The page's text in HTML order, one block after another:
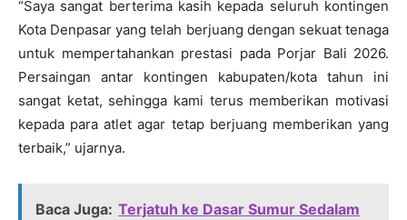
“Saya sangat berterima kasih kepada seluruh kontingen
Kota Denpasar yang telah berjuang dengan sekuat tenaga
untuk mempertahankan prestasi pada Porjar Bali 2026.
Persaingan antar kontingen kabupaten/kota tahun ini
sangat ketat, sehingga kami terus memberikan motivasi
kepada para atlet agar tetap berjuang memberikan yang
terbaik,” ujarnya.
Baca Juga: Terjatuh ke Dasar Sumur Sedalam